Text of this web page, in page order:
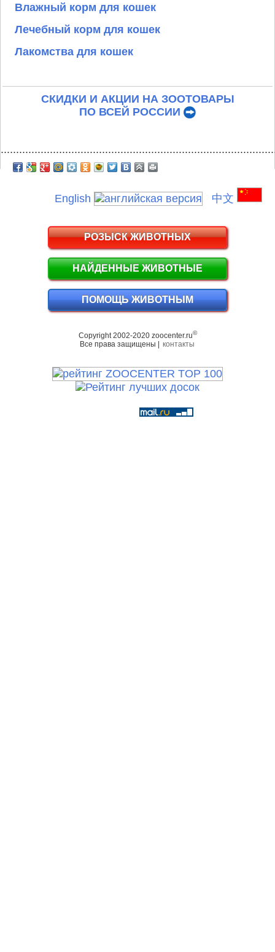
Влажный корм для кошек
Лечебный корм для кошек
Лакомства для кошек
СКИДКИ И АКЦИИ НА ЗООТОВАРЫ
ПО ВСЕЙ РОССИИ
English 中文
РОЗЫСК ЖИВОТНЫХ
НАЙДЕННЫЕ ЖИВОТНЫЕ
ПОМОЩЬ ЖИВОТНЫМ
Copyright 2002-2020 zoocenter.ru©
Все права защищены | контакты